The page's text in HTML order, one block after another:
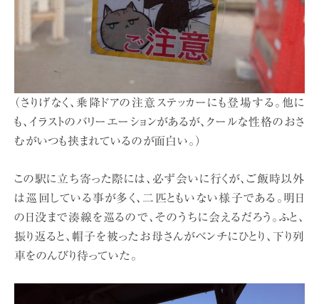
（さりげなく、乗降ドアの注意ステッカーにも登場する。他に
も、イラストのバリーエーションがあるが、クールな性格のおさ
むがいつも挟まれているのが面白い。）
この駅に立ち寄った際には、必ず会いに行くが、ご飯時以外
は巡回している事が多く、二匹ともいない様子である。明日
の日没まで湊線を巡るので、そのうちに会えるだろう。ふと、
振り返ると、帽子を被ったお母さんがベンチにひとり、下り列
車をのんびり待っていた。